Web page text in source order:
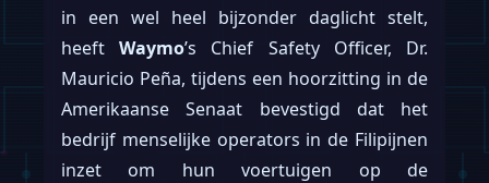
in een wel heel bijzonder daglicht stelt,
heeftWaymo’s Chief Safety Officer, Dr.
Mauricio Peña, tijdens een hoorzitting in de
Amerikaanse Senaat bevestigd dat het
bedrijf menselijke operators in de Filipijnen
inzet om hun voertuigen op de